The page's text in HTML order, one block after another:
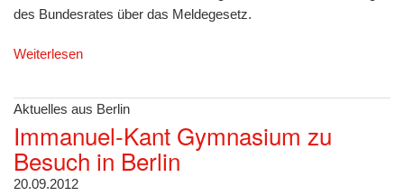
des Bundesrates über das Meldegesetz.
Weiterlesen
Aktuelles aus Berlin
Immanuel-Kant Gymnasium zu
Besuch in Berlin
20.09.2012